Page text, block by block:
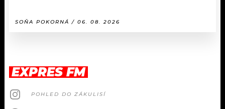
SOŇA POKORNÁ / 06. 08. 2026
EXPRES FM
POHLED DO ZÁKULISÍ